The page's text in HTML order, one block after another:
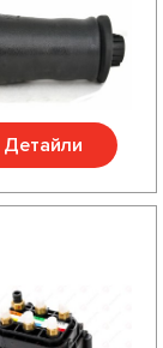
Детайли